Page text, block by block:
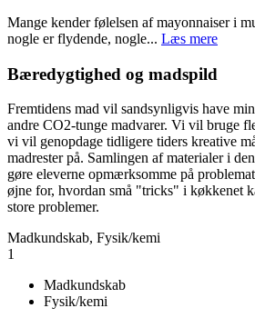
Mange kender følelsen af mayonnaiser i
nogle er flydende, nogle... Læs mere
Bæredygtighed og madspild
Fremtidens mad vil sandsynligvis have
andre CO2-tunge madvarer. Vi vil bruge
vi vil genopdage tidligere tiders kreative
madrester på. Samlingen af materialer i
gøre eleverne opmærksomme på
øjne for, hvordan små "tricks" i køkkenet
store problemer.
Madkundskab, Fysik/kemi
1
Madkundskab
Fysik/kemi